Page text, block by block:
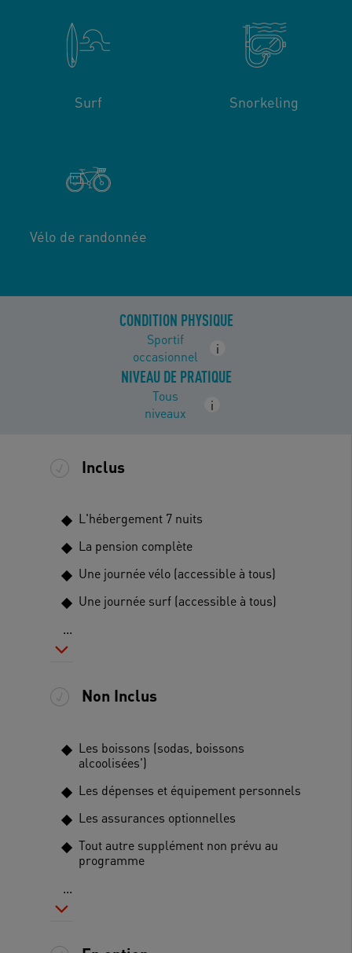
Surf Snorkeling
Vélo de randonnée
CONDITION PHYSIQUE
Sportif
occasionnel
i
NIVEAU DE PRATIQUE
Tous
niveaux
i
Inclus
L'hébergement 7 nuits
La pension complète
Une journée vélo (accessible à tous)
Une journée surf (accessible à tous)
...
Non Inclus
Les boissons (sodas, boissons
alcoolisées')
Les dépenses et équipement personnels
Les assurances optionnelles
Tout autre supplément non prévu au
programme
...